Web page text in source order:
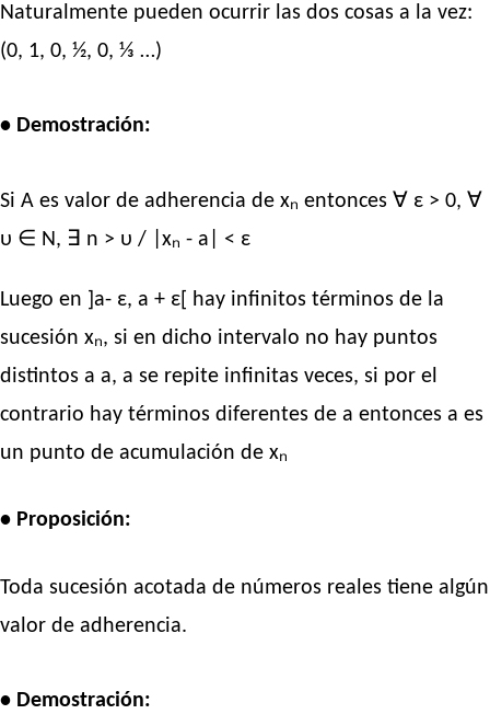
Naturalmente pueden ocurrir las dos cosas a la vez:
(0, 1, 0, ½, 0, ⅓ …)
• Demostración:
Si A es valor de adherencia de xₙ entonces ∀ ε > 0, ∀
υ ∈ N, ∃ n > υ / |xₙ - a| < ε
Luego en ]a- ε, a + ε[ hay infinitos términos de la
sucesión xₙ, si en dicho intervalo no hay puntos
distintos a a, a se repite infinitas veces, si por el
contrario hay términos diferentes de a entonces a es
un punto de acumulación de xₙ
• Proposición:
Toda sucesión acotada de números reales tiene algún
valor de adherencia.
• Demostración: